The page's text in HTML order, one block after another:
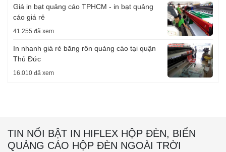
Giá in bạt quảng cáo TPHCM - in bạt quảng
cáo giá rẻ
41.255 đã xem
In nhanh giá rẻ băng rôn quảng cáo tại quận
Thủ Đức
16.010 đã xem
TIN NỔI BẬT IN HIFLEX HỘP ĐÈN, BIỂN
QUẢNG CÁO HỘP ĐÈN NGOÀI TRỜI